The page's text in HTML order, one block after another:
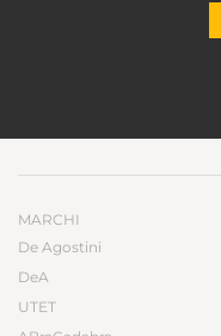
MARCHI
De Agostini
DeA
UTET